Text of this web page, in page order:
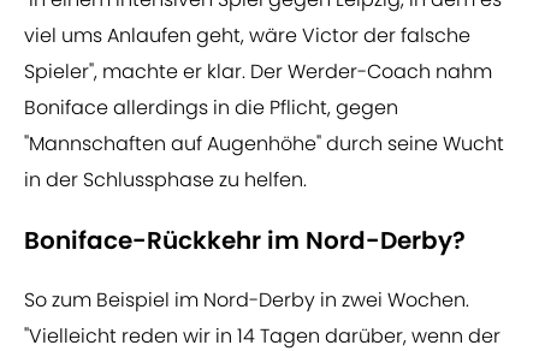
viel ums Anlaufen geht, wäre Victor der falsche
Spieler", machte er klar. Der Werder-Coach nahm
Boniface allerdings in die Pflicht, gegen
"Mannschaften auf Augenhöhe" durch seine Wucht
in der Schlussphase zu helfen.
Boniface-Rückkehr im Nord-Derby?
So zum Beispiel im Nord-Derby in zwei Wochen.
"Vielleicht reden wir in 14 Tagen darüber, wenn der